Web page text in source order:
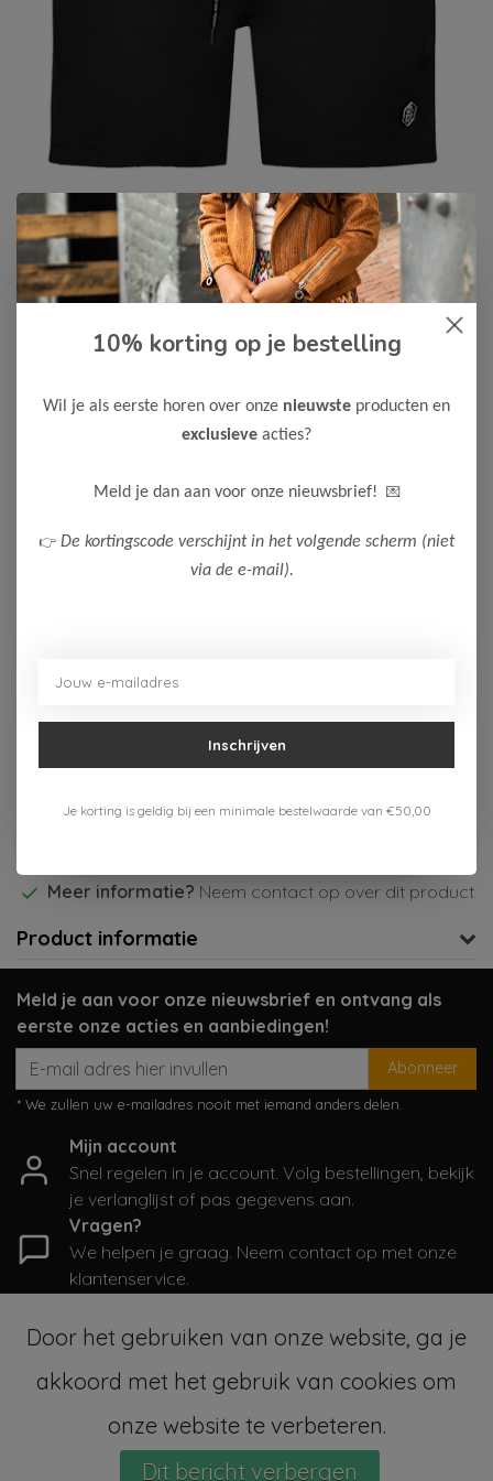
No Way Monday -50%
No Way Monday Jongens
Zwembroek
Kleur: E-Black / Materiaal: Shell: 92% Polyester/ 8% Elastane;
Maak een keuze:
110/116 122/128 134/140 146/152
Toevoegen aan winkelwagen
Gratis verzenden vanaf 75,-
Meer informatie? Neem contact op over dit product
Product informatie
Meld je aan voor onze nieuwsbrief en ontvang als
eerste onze acties en aanbiedingen!
Abonneer
* We zullen uw e-mailadres nooit met iemand anders delen.
Mijn account
Snel regelen in je account. Volg bestellingen, bekijk
je verlanglijst of pas gegevens aan.
Vragen?
We helpen je graag. Neem contact op met onze
klantenservice.
Informatie
Categorieën
© Copyright 2026 - SampleSale4Kids | RealisatieInStijl Media
Door het gebruiken van onze website, ga je
akkoord met het gebruik van cookies om
onze website te verbeteren.
Dit bericht verbergen
10% korting op je bestelling
Wil je als eerste horen over onze nieuwste producten en
exclusieve acties?
Meld je dan aan voor onze nieuwsbrief! 💌
👉 De kortingscode verschijnt in het volgende scherm (niet
via de e-mail).
Inschrijven
Je korting is geldig bij een minimale bestelwaarde van €50,00